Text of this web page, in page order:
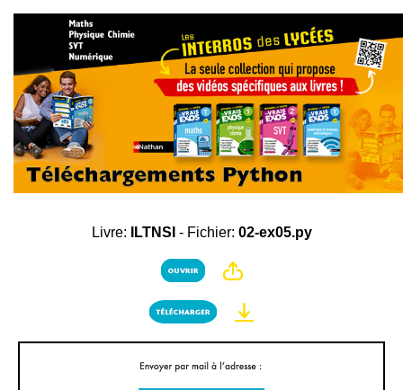
Livre: ILTNSI - Fichier: 02-ex05.py